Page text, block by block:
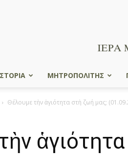
ΜΗΤΡΟΠΟΛΙΤΗΣ
Θέλουμε τὴν ἁγιότητα στὴ ζωή μας;